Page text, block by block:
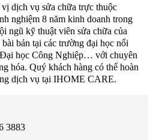
dịch vụ sửa chữa trực thuộc
nghiệm 8 năm kinh doanh trong
ngũ kỹ thuật viên sửa chữa của
bản tại các trường đại học nổi
học Công Nghiệp… với chuyên
hóa. Quý khách hàng có thể hoàn
dịch vụ tại IHOME CARE.
3883